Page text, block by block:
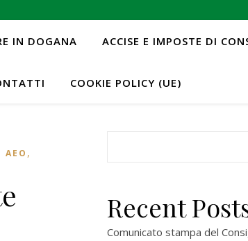
IN DOGANA ACCISE E IMPOSTE DI
COOKIE POLICY (UE)
AEO ,
Recent
Comunicato stampa del